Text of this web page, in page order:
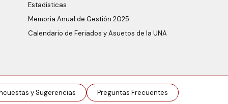
Estadísticas
Memoria Anual de Gestión 2025
Calendario de Feriados y Asuetos de la UNA
y Sugerencias Preguntas Frecuentes